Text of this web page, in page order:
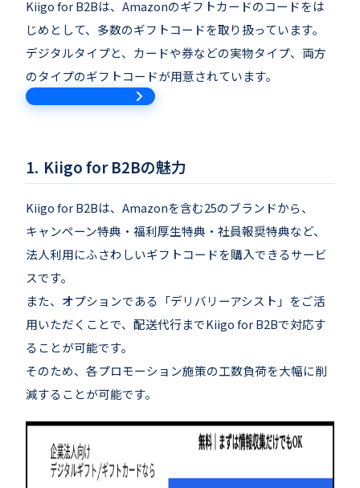
Kiigo for B2Bは、Amazonのギフトカードのコードをは
じめとして、多数のギフトコードを取り扱っています。
デジタルタイプと、カードや券などの実物タイプ、両方
のタイプのギフトコードが用意されています。
Kiigo for B2Bの魅力
Kiigo for B2Bは、Amazonを含む25のブランドから、
キャンペーン特典・福利厚生特典・社員報奨特典など、
法人利用にふさわしいギフトコードを購入できるサービ
スです。
また、オプションである「デリバリーアシスト」をご活
用いただくことで、配送代行までKiigo for B2Bで対応す
ることが可能です。
そのため、各プロモーション施策の工数負荷を大幅に削
減することが可能です。